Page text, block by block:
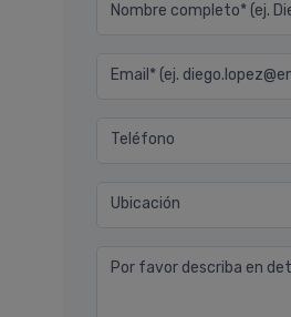
Nombre completo* (ej.
Email* (ej.
Teléfono
Ubicación
Por favor describa en